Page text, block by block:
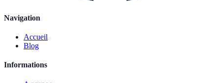
Navigation
Accueil
Blog
Informations